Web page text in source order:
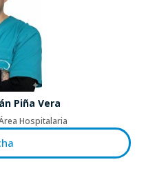
Piña Vera
Hospitalaria